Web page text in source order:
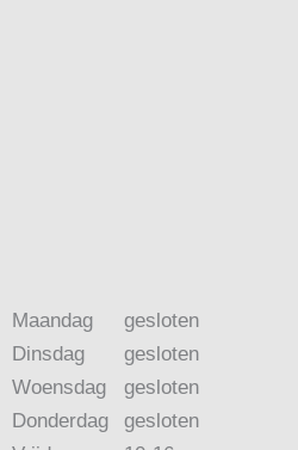
Maandag
Dinsdag
Woensdag
Donderdag
gesloten
gesloten
gesloten
gesloten